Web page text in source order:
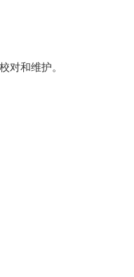
对和维护。